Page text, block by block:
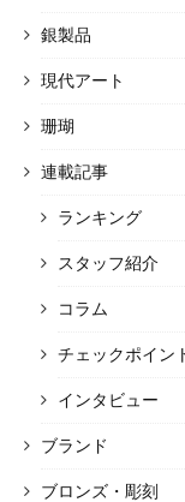
銀製品
現代アート
珊瑚
連載記事
ランキング
スタッフ紹介
コラム
チェックポイン
インタビュー
ブランド
ブロンズ・彫刻